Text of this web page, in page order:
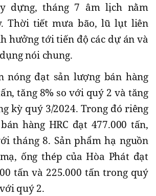
dựng, tháng 7 âm lịch nằm
Thời tiết mưa bão, lũ lụt liên
hưởng tới tiến độ các dự án và
nói chung.
nóng đạt sản lượng bán hàng
tăng 8% so với quý 2 và tăng
kỳ quý 3/2024. Trong đó riêng
hàng HRC đạt 477.000 tấn,
tháng 8. Sản phẩm hạ nguồn
ống thép của Hòa Phát đạt
tấn và 225.000 tấn trong quý
quý 2.